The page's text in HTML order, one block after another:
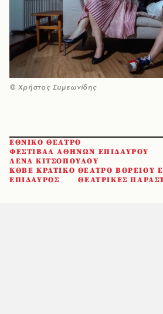
© Χρήστος Συμεωνίδης
ΕΘΝΙΚΟ ΘΕΑΤΡΟ
ΦΕΣΤΙΒΑΛ ΑΘΗΝΩΝ ΕΠΙΔΑΥΡΟΥ
ΛΕΝΑ ΚΙΤΣΟΠΟΥΛΟΥ
ΚΘΒΕ ΚΡΑΤΙΚΟ ΘΕΑΤΡΟ ΒΟΡΕΙΟΥ
ΕΠΙΔΑΥΡΟΣ
ΘΕΑΤΡΙΚΕΣ